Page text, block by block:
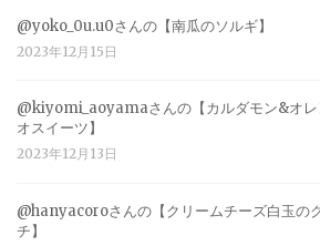
@yoko_0u.u0さんの【南瓜のソルギ】
2023年12月15日
@kiyomi_aoyamaさんの【カルダモン&オレ
オスイーツ】
2023年12月13日
@hanyacoroさんの【クリームチーズ白玉の
チ】